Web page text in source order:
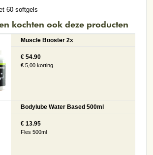
60 softgels
kochten ook deze producten
Muscle Booster 2x
€ 54.90
€ 5,00 korting
Bodylube Water Based 500ml
€ 13.95
Fles 500ml